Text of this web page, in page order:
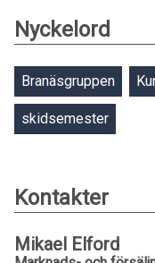
Nyckelord
Branäsgruppen
skidsemester
Kontakter
Mikael Elford